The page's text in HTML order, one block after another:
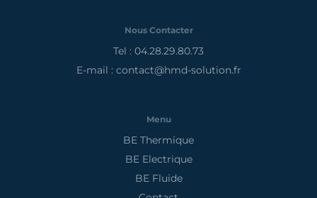
Nous Contacter
Tel : 04.28.29.80.73
E-mail : contact@hmd-solution.fr
Menu
BE Thermique
BE Electrique
BE Fluide